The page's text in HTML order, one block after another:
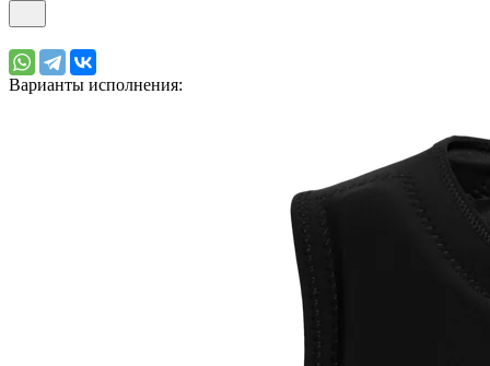
Варианты исполнения: